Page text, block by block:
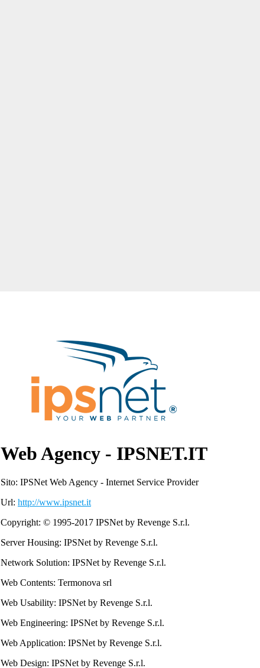
Web Agency - IPSNET.IT
Sito: IPSNet Web Agency - Internet Service Provider
Url: http://www.ipsnet.it
Copyright: © 1995-2017 IPSNet by Revenge S.r.l.
Server Housing: IPSNet by Revenge S.r.l.
Network Solution: IPSNet by Revenge S.r.l.
Web Contents: Termonova srl
Web Usability: IPSNet by Revenge S.r.l.
Web Engineering: IPSNet by Revenge S.r.l.
Web Application: IPSNet by Revenge S.r.l.
Web Design: IPSNet by Revenge S.r.l.